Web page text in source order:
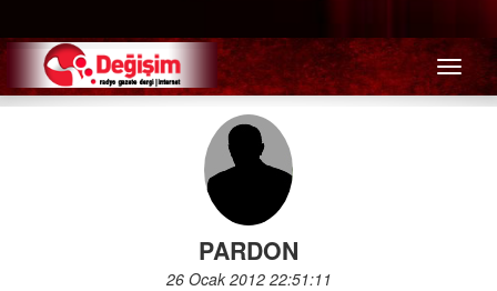
Menü
PARDON
26 Ocak 2012 22:51:11